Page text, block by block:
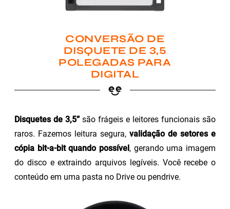
CONVERSÃO DE
DISQUETE DE 3,5
POLEGADAS PARA
DIGITAL
Disquetes de 3,5”são frágeis e leitores funcionais são
raros. Fazemos leitura segura, validação de setores e
cópia bit-a-bit quando possível, gerando uma imagem
do disco e extraindo arquivos legíveis. Você recebe o
conteúdo em uma pasta no Drive ou pendrive.